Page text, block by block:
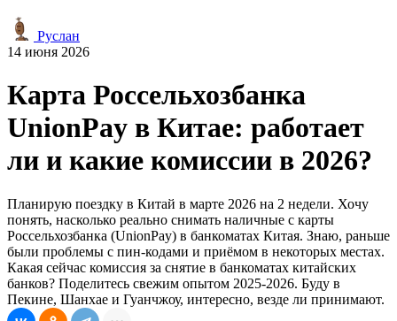
Руслан
14 июня 2026
Карта Россельхозбанка
UnionPay в Китае: работает
ли и какие комиссии в 2026?
Планирую поездку в Китай в марте 2026 на 2 недели. Хочу
понять, насколько реально снимать наличные с карты
Россельхозбанка (UnionPay) в банкоматах Китая. Знаю, раньше
были проблемы с пин-кодами и приёмом в некоторых местах.
Какая сейчас комиссия за снятие в банкоматах китайских
банков? Поделитесь свежим опытом 2025-2026. Буду в
Пекине, Шанхае и Гуанчжоу, интересно, везде ли принимают.